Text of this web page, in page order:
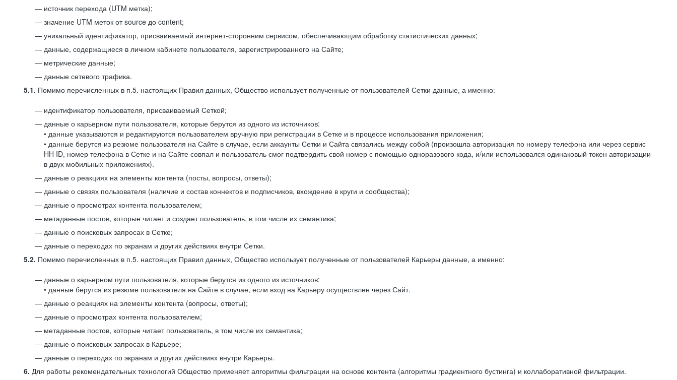
источник перехода (UTM метка);
значение UTM меток от source до content;
уникальный идентификатор, присваиваемый интернет-сторонним сервисом, обеспечивающим обработку статистических данных;
данные, содержащиеся в личном кабинете пользователя, зарегистрированного на Сайте;
метрические данные;
данные сетевого трафика.
5.1. Помимо перечисленных в п.5. настоящих Правил данных, Общество использует полученные от пользователей Сетки данные, а именно:
идентификатор пользователя, присваиваемый Сеткой;
данные о карьерном пути пользователя, которые берутся из одного из источников:
• данные указываются и редактируются пользователем вручную при регистрации в Сетке и в процессе использования приложения;
• данные берутся из резюме пользователя на Сайте в случае, если аккаунты Сетки и Сайта связались между собой (произошла авторизация по номеру телефона или через сервис
HH ID, номер телефона в Сетке и на Сайте совпал и пользователь смог подтвердить свой номер с помощью одноразового кода, и/или использовался одинаковый токен авторизации
в двух мобильных приложениях).
данные о реакциях на элементы контента (посты, вопросы, ответы);
данные о связях пользователя (наличие и состав коннектов и подписчиков, вхождение в круги и сообщества);
данные о просмотрах контента пользователем;
метаданные постов, которые читает и создает пользователь, в том числе их семантика;
данные о поисковых запросах в Сетке;
данные о переходах по экранам и других действиях внутри Сетки.
5.2. Помимо перечисленных в п.5. настоящих Правил данных, Общество использует полученные от пользователей Карьеры данные, а именно:
данные о карьерном пути пользователя, которые берутся из одного из источников:
• данные берутся из резюме пользователя на Сайте в случае, если вход на Карьеру осуществлен через Сайт.
данные о реакциях на элементы контента (вопросы, ответы);
данные о просмотрах контента пользователем;
метаданные постов, которые читает пользователь, в том числе их семантика;
данные о поисковых запросах в Карьере;
данные о переходах по экранам и других действиях внутри Карьеры.
6. Для работы рекомендательных технологий Общество применяет алгоритмы фильтрации на основе контента (алгоритмы градиентного бустинга) и коллаборативной фильтрации.